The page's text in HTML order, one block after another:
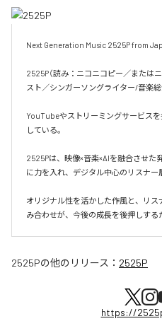
Next Generation Music 2525P from
2525P（読み：ニコニコピー／または
スト／シンガーソングライター/音楽
YouTubeやストリーミングサービス
している。
2525Pは、映像×音楽×AIを融合させた
に力を入れ、デジタル中心のリスナー
オリジナル性を活かした作風と、リ
み合わせが、今後の成長を後押しする
2525Pの他のリリース： 2525P
https://